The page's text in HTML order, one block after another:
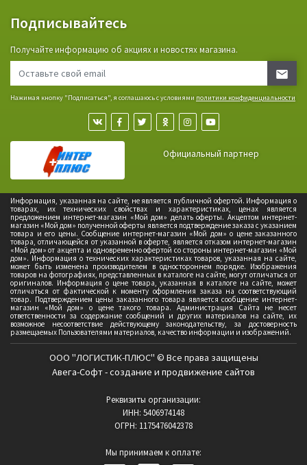
Подписывайтесь
Получайте информацию об акциях и новостях магазина.
Нажимая кнопку "Подписаться", я соглашаюсь с условиями политики конфиденциальности
Официальный партнер
Информация, указанная на сайте, не является публичной офертой. Информация о
товарах, их технических свойствах и характеристиках, ценах является
предложением интернет-магазин «Мой дом» делать оферты. Акцептом интернет-
магазин «Мой дом» полученной оферты является подтверждение заказа с указанием
товара и его цены. Сообщение интернет-магазин «Мой дом» о цене заказанного
товара, отличающейся от указанной в оферте, является отказом интернет-магазин
«Мой дом» от акцепта и одновременно офертой со стороны интернет-магазин «Мой
дом». Информация о технических характеристиках товаров, указанная на сайте,
может быть изменена производителем в одностороннем порядке. Изображения
товаров на фотографиях, представленных в каталоге на сайте, могут отличаться от
оригиналов. Информация о цене товара, указанная в каталоге на сайте, может
отличаться от фактической к моменту оформления заказа на соответствующий
товар. Подтверждением цены заказанного товара является сообщение интернет-
магазин «Мой дом» о цене такого товара. Администрация Сайта не несет
ответственности за содержание сообщений и других материалов на сайте, их
возможное несоответствие действующему законодательству, за достоверность
размещаемых Пользователями материалов, качество информации и изображений.
ООО "ЛОГИСТИК-ПЛЮС" © Все права защищены
Авега-Софт - создание и продвижение сайтов
Реквизиты организации:
ИНН: 5406974148
ОГРН: 1175476042378
Мы принимаем к оплате: